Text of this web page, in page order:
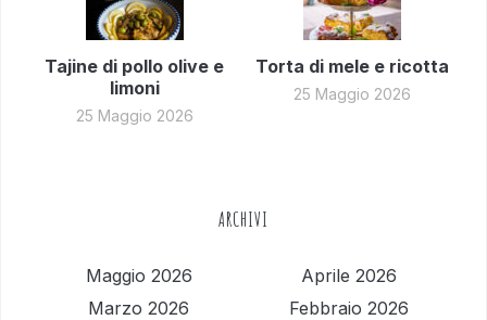
Tajine di pollo olive e
limoni
25 Maggio 2026
Torta di mele e ricotta
25 Maggio 2026
ARCHIVI
Maggio 2026
Aprile 2026
Marzo 2026
Febbraio 2026